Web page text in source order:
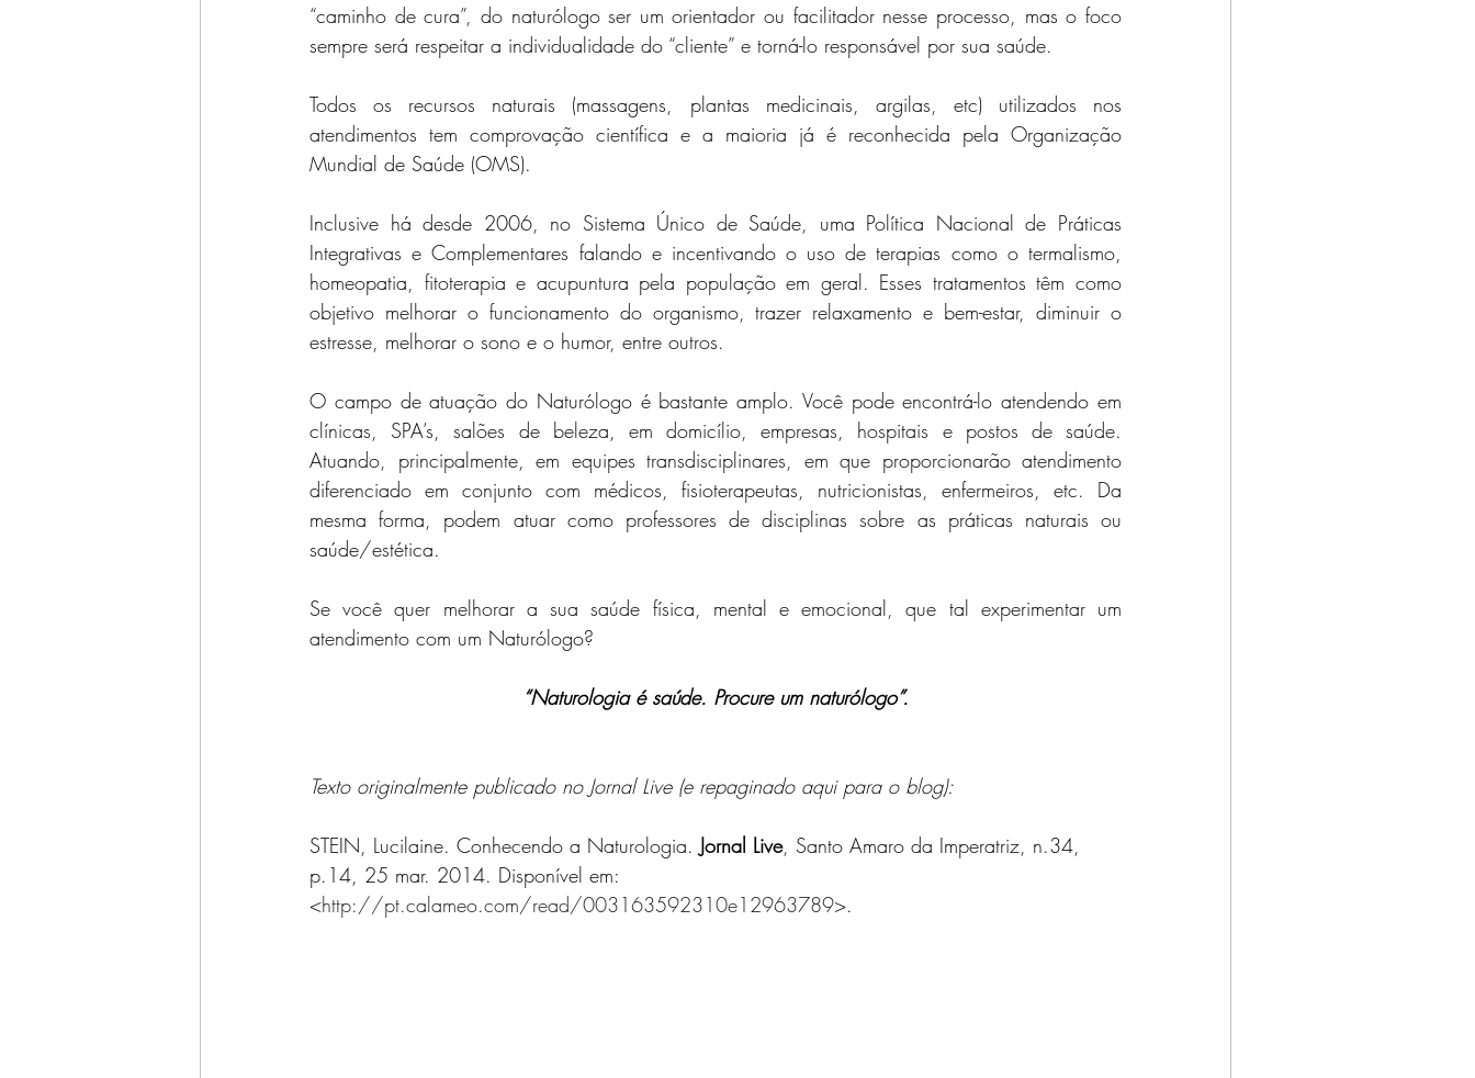
“caminho de cura”, do naturólogo ser um orientador ou facilitador nesse processo, mas o foco
sempre será respeitar a individualidade do “cliente” e torná-lo responsável por sua saúde.
Todos os recursos naturais (massagens, plantas medicinais, argilas, etc) utilizados nos
atendimentos tem comprovação científica e a maioria já é reconhecida pela Organização
Mundial de Saúde (OMS).
Inclusive há desde 2006, no Sistema Único de Saúde, uma Política Nacional de Práticas
Integrativas e Complementares falando e incentivando o uso de terapias como o termalismo,
homeopatia, fitoterapia e acupuntura pela população em geral. Esses tratamentos têm como
objetivo melhorar o funcionamento do organismo, trazer relaxamento e bem-estar, diminuir o
estresse, melhorar o sono e o humor, entre outros.
O campo de atuação do Naturólogo é bastante amplo. Você pode encontrá-lo atendendo em
clínicas, SPA’s, salões de beleza, em domicílio, empresas, hospitais e postos de saúde.
Atuando, principalmente, em equipes transdisciplinares, em que proporcionarão atendimento
diferenciado em conjunto com médicos, fisioterapeutas, nutricionistas, enfermeiros, etc. Da
mesma forma, podem atuar como professores de disciplinas sobre as práticas naturais ou
saúde/estética.
Se você quer melhorar a sua saúde física, mental e emocional, que tal experimentar um
atendimento com um Naturólogo?
“Naturologia é saúde. Procure um naturólogo”.
Texto originalmente publicado no Jornal Live (e repaginado aqui para o blog):
STEIN, Lucilaine. Conhecendo a Naturologia. Jornal Live, Santo Amaro da Imperatriz, n.34,
p.14, 25 mar. 2014. Disponível em:
<http://pt.calameo.com/read/003163592310e12963789>.